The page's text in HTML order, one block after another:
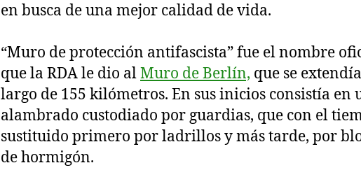
en busca de una mejor calidad de vida.
“Muro de protección antifascista” fue el nombre
que la RDA le dio alMuro de Berlín, que se
largo de 155 kilómetros. En sus inicios consistía en
alambrado custodiado por guardias, que con el
sustituido primero por ladrillos y más tarde, por
de hormigón.